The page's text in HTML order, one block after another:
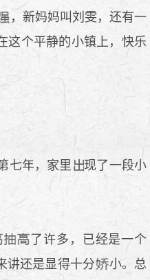
，新妈妈叫刘雯，还有一
这个平静的小镇上，快乐
七年，家里
现了一段小
了许多，已经是一个
讲还是显得十分
小。总